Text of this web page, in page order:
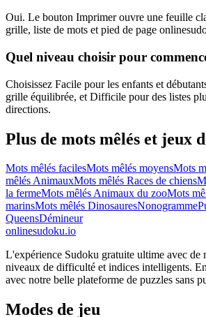
Oui. Le bouton Imprimer ouvre une feuille
grille, liste de mots et pied de page
Quel niveau choisir pour
Choisissez Facile pour les enfants et
grille équilibrée, et Difficile pour des listes
directions.
Plus de mots mêlés et jeux
Mots mêlés facilesMots mêlés moyensMots
mêlés AnimauxMots mêlés Races de chiens
la fermeMots mêlés Animaux du zooMots
marinsMots mêlés DinosauresNonogramme
QueensDémineur
onlinesudoku.io
L'expérience Sudoku gratuite ultime avec de
niveaux de difficulté et indices intelligents.
avec notre belle plateforme de puzzles sans
Modes de jeu